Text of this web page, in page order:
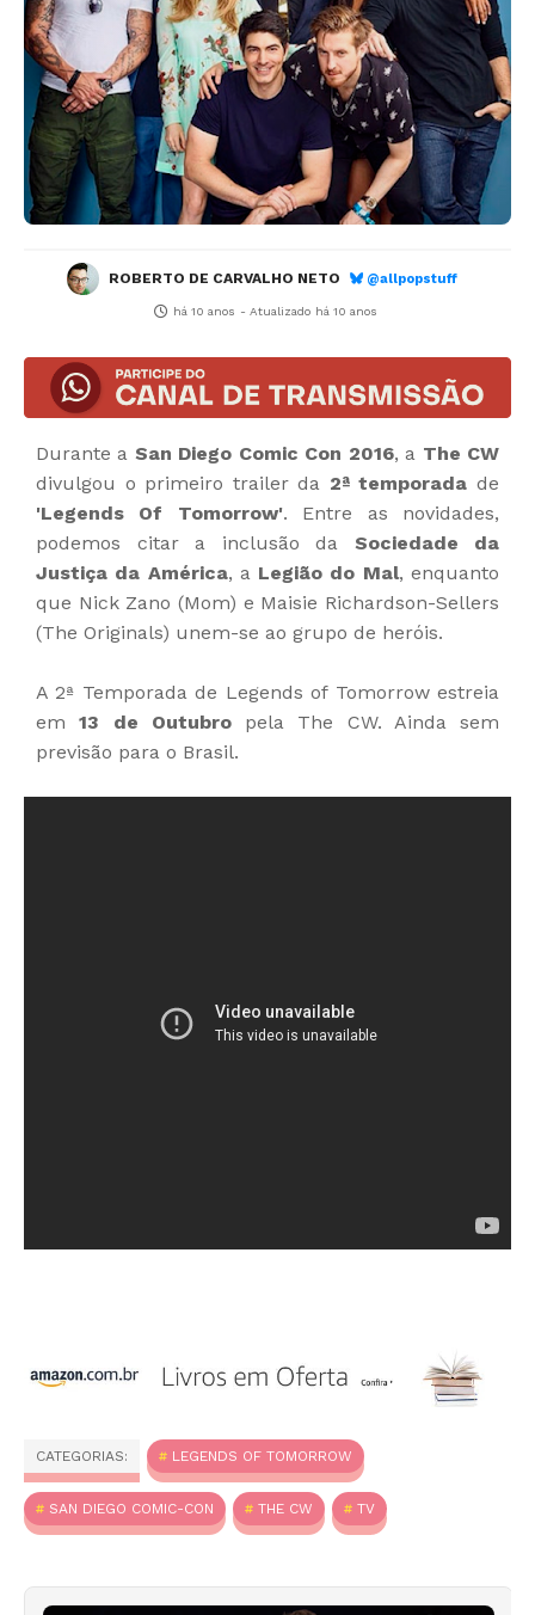
ROBERTO DE CARVALHO NETO @allpopstuff
há 10 anos - Atualizado há 10 anos
Durante a San Diego Comic Con 2016, a The CW
divulgou o primeiro trailer da 2ª temporadade
'Legends Of Tomorrow'. Entre as novidades,
podemos citar a inclusão da Sociedade da
Justiça da América, a Legião do Mal, enquanto
que Nick Zano (Mom) e Maisie Richardson-Sellers
(The Originals) unem-se ao grupo de heróis.
A 2ª Temporada de Legends of Tomorrow estreia
em13 de Outubropela The CW. Ainda sem
previsão para o Brasil.
CATEGORIAS: LEGENDS OF TOMORROW
SAN DIEGO COMIC-CON THE CW TV